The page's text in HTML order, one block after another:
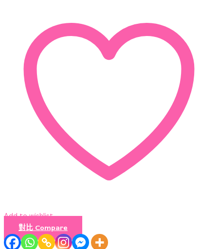
Add to wishlist
對比 Compare